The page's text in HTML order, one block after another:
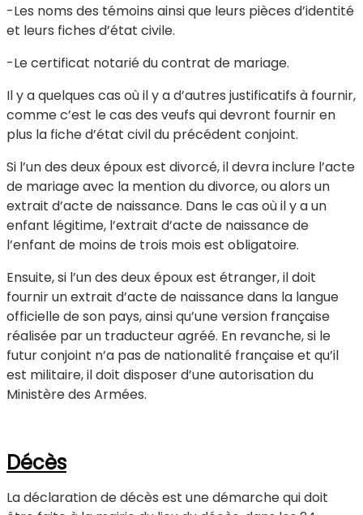
-Les noms des témoins ainsi que leurs pièces d’identité
et leurs fiches d’état civile.
-Le certificat notarié du contrat de mariage.
Il y a quelques cas où il y a d’autres justificatifs à fournir,
comme c’est le cas des veufs qui devront fournir en
plus la fiche d’état civil du précédent conjoint.
Si l’un des deux époux est divorcé, il devra inclure l’acte
de mariage avec la mention du divorce, ou alors un
extrait d’acte de naissance. Dans le cas où il y a un
enfant légitime, l’extrait d’acte de naissance de
l’enfant de moins de trois mois est obligatoire.
Ensuite, si l’un des deux époux est étranger, il doit
fournir un extrait d’acte de naissance dans la langue
officielle de son pays, ainsi qu’une version française
réalisée par un traducteur agréé. En revanche, si le
futur conjoint n’a pas de nationalité française et qu’il
est militaire, il doit disposer d’une autorisation du
Ministère des Armées.
Décès
La déclaration de décès est une démarche qui doit